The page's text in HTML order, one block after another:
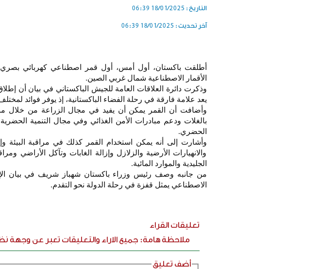
التاريخ : 18/01/2025 06:39
آخر تحديث : 18/01/2025 06:39
أطلقت باكستان، أول أمس، أول قمر اصطناعي كهربائي
الأقمار الاصطناعية شمال غربي الصين.
يعد علامة فارقة في رحلة الفضاء الباكستانية، إذ يوفر فوائد
وأضافت أن القمر يمكن أن يفيد في مجال الزراعة من خلال
بالغلات ودعم مبادرات الأمن الغذائي وفي مجال التنمية
الحضري.
وأشارت إلى أنه يمكن استخدام القمر كذلك في مراقبة البيئة
والانهيارات الأرضية والزلازل وإزالة الغابات وتآكل الأراضي
الجليدية والموارد المائية.
من جانبه وصف رئيس وزراء باكستان شهباز شريف في بيان
الاصطناعي يمثل قفزة في رحلة الدولة نحو التقدم.
تعليقات القراء
ملاحظة هامة: جميع الاراء والتعليقات تعبر عن وجهة
أضف تعليق